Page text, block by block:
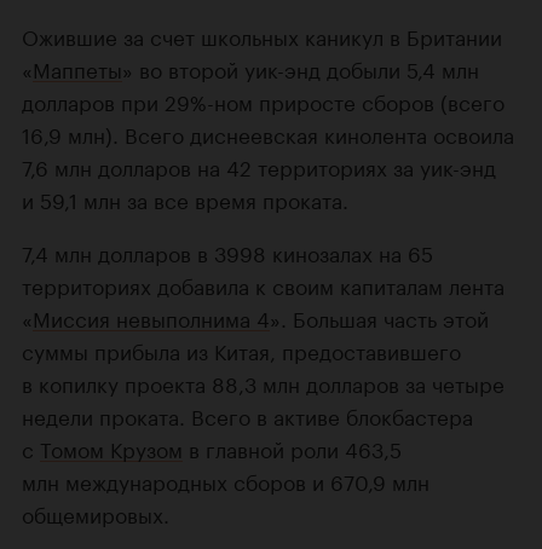
Ожившие за счет школьных каникул в Британии
«Маппеты» во второй уик-энд добыли 5,4 млн
долларов при 29%-ном приросте сборов (всего
16,9 млн). Всего диснеевская кинолента освоила
7,6 млн долларов на 42 территориях за уик-энд
и 59,1 млн за все время проката.
7,4 млн долларов в 3998 кинозалах на 65
территориях добавила к своим капиталам лента
«Миссия невыполнима 4». Большая часть этой
суммы прибыла из Китая, предоставившего
в копилку проекта 88,3 млн долларов за четыре
недели проката. Всего в активе блокбастера
с Томом Крузом в главной роли 463,5
млн международных сборов и 670,9 млн
общемировых.